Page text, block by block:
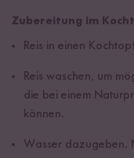
Zubereitung im
Reis in einen
Reis waschen, um
die bei einem
können.
Wasser dazugeben.